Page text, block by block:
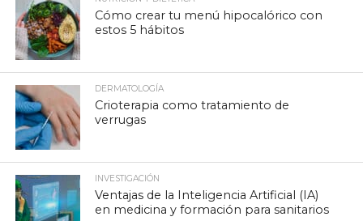
Cómo crear tu menú hipocalórico con
estos 5 hábitos
DERMATOLOGÍA
Crioterapia como tratamiento de
verrugas
INVESTIGACIÓN
Ventajas de la Inteligencia Artificial (IA)
en medicina y formación para sanitarios